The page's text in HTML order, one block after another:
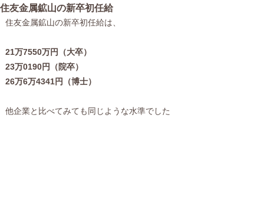
住友金属鉱山の新卒初任給
住友金属鉱山の新卒初任給は、
21万7550万円（大卒）
23万0190円（院卒）
26万6万4341円（博士）
他企業と比べてみても同じような水準でした